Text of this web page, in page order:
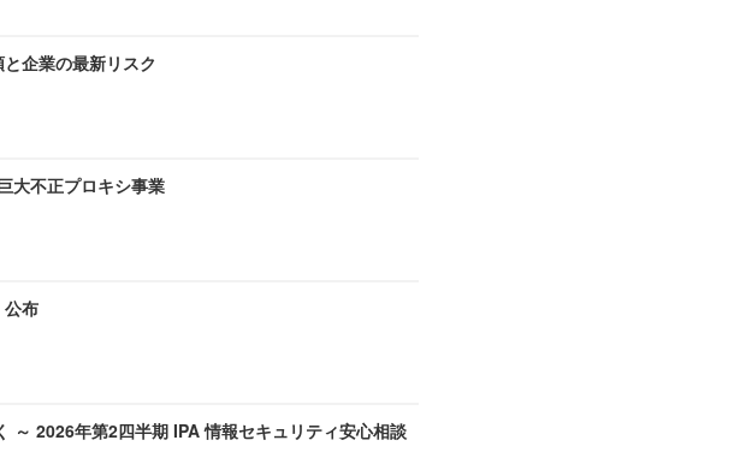
企業の最新リスク
大不正プロキシ事業
公布
～ 2026年第2四半期 IPA 情報セキュリティ安心相談